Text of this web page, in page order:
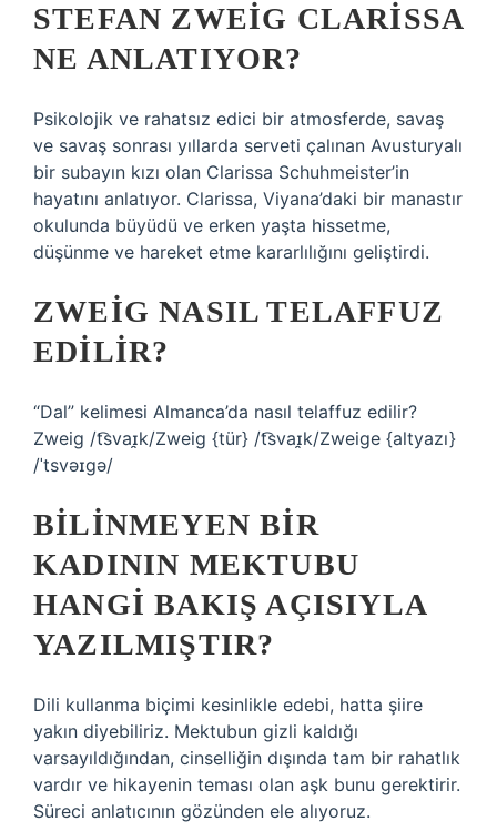
STEFAN ZWEIG CLARISSA
NE ANLATIYOR?
Psikolojik ve rahatsız edici bir atmosferde, savaş
ve savaş sonrası yıllarda serveti çalınan Avusturyalı
bir subayın kızı olan Clarissa Schuhmeister’in
hayatını anlatıyor. Clarissa, Viyana’daki bir manastır
okulunda büyüdü ve erken yaşta hissetme,
düşünme ve hareket etme kararlılığını geliştirdi.
ZWEIG NASIL TELAFFUZ
EDILIR?
“Dal” kelimesi Almanca’da nasıl telaffuz edilir?
Zweig /t͡svaɪ̯k/Zweig {tür} /t͡svaɪ̯k/Zweige {altyazı}
/ˈtsvəɪgə/
BILINMEYEN BIR
KADININ MEKTUBU
HANGI BAKIŞ AÇISIYLA
YAZILMIŞTIR?
Dili kullanma biçimi kesinlikle edebi, hatta şiire
yakın diyebiliriz. Mektubun gizli kaldığı
varsayıldığından, cinselliğin dışında tam bir rahatlık
vardır ve hikayenin teması olan aşk bunu gerektirir.
Süreci anlatıcının gözünden ele alıyoruz.